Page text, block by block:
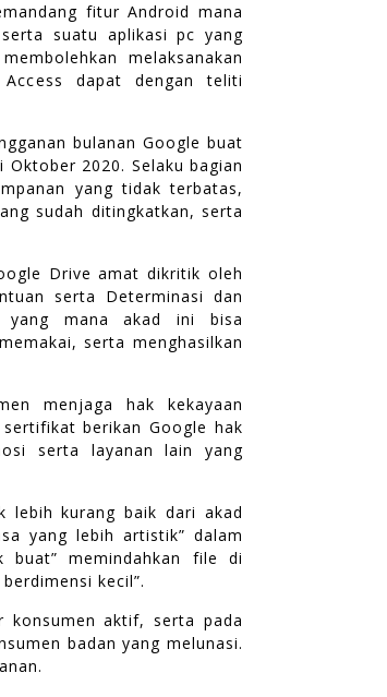
fitur Android mana
suatu aplikasi pc yang
melaksanakan
dapat dengan teliti
bulanan Google buat
2020. Selaku bagian
yang tidak terbatas,
sudah ditingkatkan, serta
Drive amat dikritik oleh
serta Determinasi dan
yang mana akad ini bisa
serta menghasilkan
menjaga hak kekayaan
berikan Google hak
serta layanan lain yang
lebih kurang baik dari akad
yang lebih artistik” dalam
buat” memindahkan file di
kecil”.
konsumen aktif, serta pada
badan yang melunasi.